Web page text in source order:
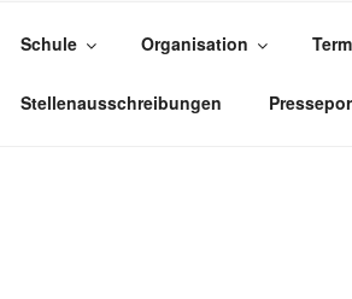
FREIE
Schule Organisation
Stellenausschreibungen